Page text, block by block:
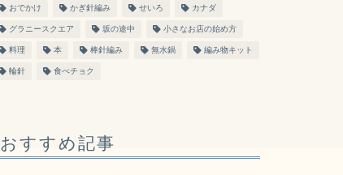
おでかけ かぎ針編み せいろ カナダ
グラニースクエア 坂の途中 小さなお店の始め方
料理 本 棒針編み 無水鍋 編み物キット
輪針 食べチョク
おすすめ記事